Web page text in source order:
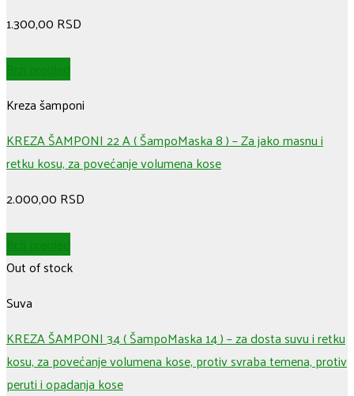
1.300,00 RSD
Kreza šamponi
KREZA ŠAMPONI 22 A ( ŠampoMaska 8 ) – Za jako masnu i
retku kosu, za povećanje volumena kose
2.000,00 RSD
Out of stock
Suva
KREZA ŠAMPONI 34 ( ŠampoMaska 14 ) – za dosta suvu i retku
kosu, za povećanje volumena kose, protiv svraba temena, protiv
peruti i opadanja kose